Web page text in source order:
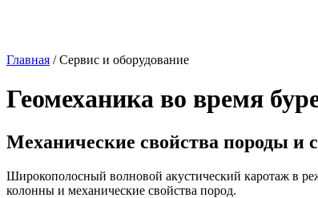
Главная /Сервис и оборудование
Геомеханика во время
Механические свойства породы и
Широкополосный волновой акустический каротаж в
колонны и механические свойства пород.